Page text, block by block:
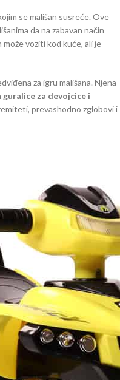
se mališan susreće. Ove
da na zabavan način
voziti kod kuće, ali je
za igru mališana. Njena
guralice za devojcice i
prevashodno zglobovi i